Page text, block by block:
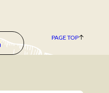
PAGE TOP